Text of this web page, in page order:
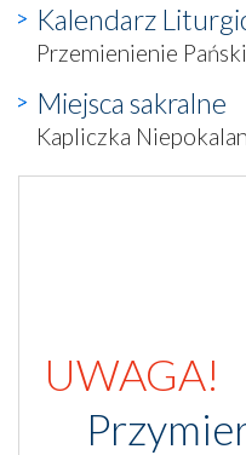
Kalendarz
Przemienienie
Miejsca sakralne
Kapliczka
UWAGA!